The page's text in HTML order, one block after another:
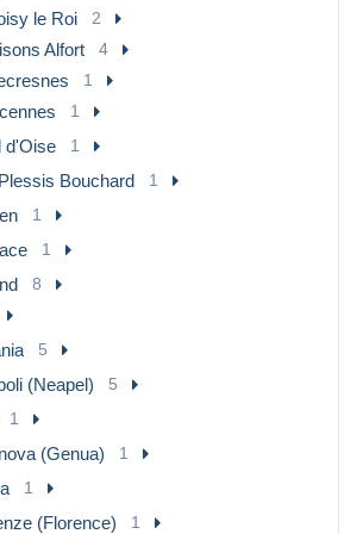
le Roi 2
Alfort 4
1
1
d'Oise 1
Bouchard 1
1
1
8
5
(Neapel) 5
1
(Genua) 1
1
(Florence) 1